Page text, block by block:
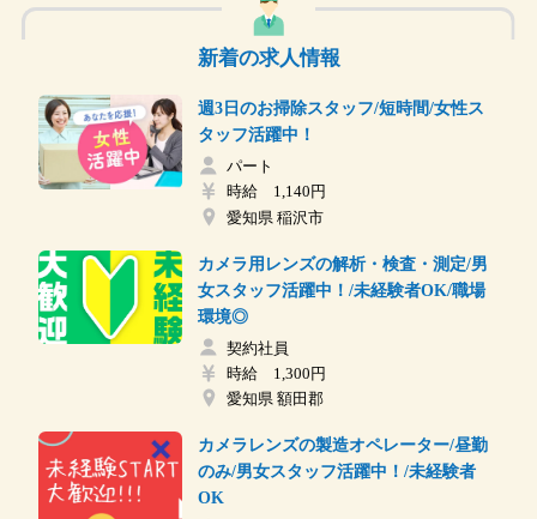
新着の求人情報
週3日のお掃除スタッフ/短時間/女性ス
タッフ活躍中！
パート
時給 1,140円
愛知県 稲沢市
カメラ用レンズの解析・検査・測定/男
女スタッフ活躍中！/未経験者OK/職場
環境◎
契約社員
時給 1,300円
愛知県 額田郡
カメラレンズの製造オペレーター/昼勤
のみ/男女スタッフ活躍中！/未経験者
OK